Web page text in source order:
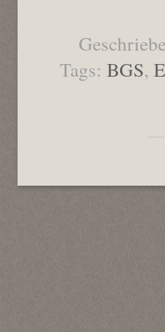
Tags: BGS,